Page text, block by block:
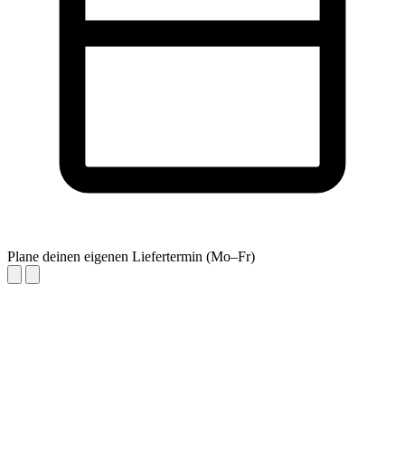
Plane deinen eigenen Liefertermin (Mo–Fr)